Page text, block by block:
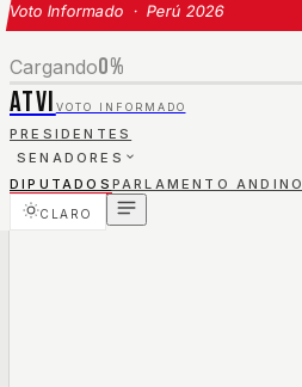
Voto Informado · Perú 2026
Cargando0%
ATVI VOTO INFORMADO
PRESIDENTES
SENADORES
DIPUTADOS PARLAMENTO ANDINO
CLARO